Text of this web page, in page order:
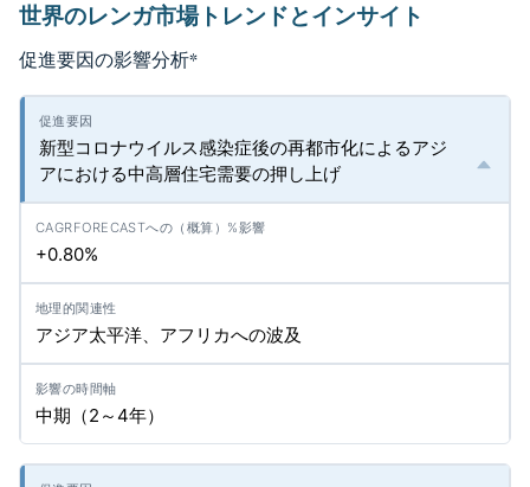
世界のレンガ市場トレンドとインサイト
促進要因の影響分析*
新型コロナウイルス感染症後の再都市化によるアジ
アにおける中高層住宅需要の押し上げ
+0.80%
アジア太平洋、アフリカへの波及
中期（2～4年）